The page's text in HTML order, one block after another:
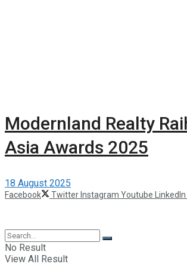
Modernland Realty
Asia Awards 2025
18 August 2025
Facebook Twitter Instagram Youtube LinkedIn
No Result
View All Result